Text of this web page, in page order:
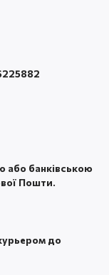
або банківською
Пошти.
до